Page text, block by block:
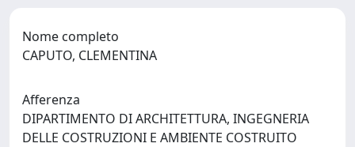
Nome completo
CAPUTO, CLEMENTINA
Afferenza
DIPARTIMENTO DI ARCHITETTURA, INGEGNERIA
DELLE COSTRUZIONI E AMBIENTE COSTRUITO